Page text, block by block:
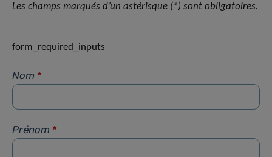
Les champs marqués d’un astérisque (*) sont obligatoires.
form_required_inputs
Nom *
Prénom *